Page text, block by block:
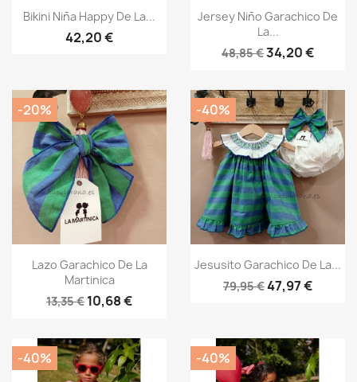
Vista rápida
Bikini Niña Happy De La...
42,20 €
Vista rápida
Jersey Niño Garachico De
La...
48,85 €34,20 €
Vista rápida
Lazo Garachico De La
Martinica
13,35 € 10,68 €
-20%
Vista rápida
Jesusito Garachico De La...
79,95 €47,97 €
-40%
-40% -40%